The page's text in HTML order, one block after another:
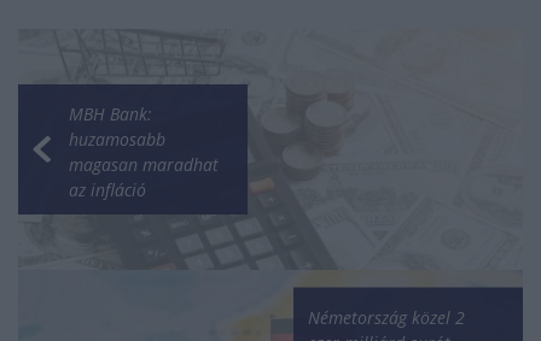
MBH Bank:
huzamosabb
magasan maradhat
az infláció
Németország közel 2